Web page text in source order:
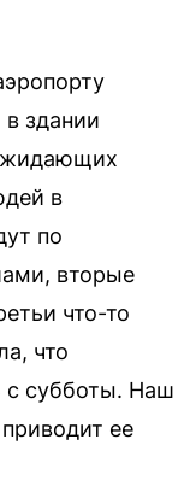
здании
в
по
вторые
что-то
что
с субботы. Наш
ее